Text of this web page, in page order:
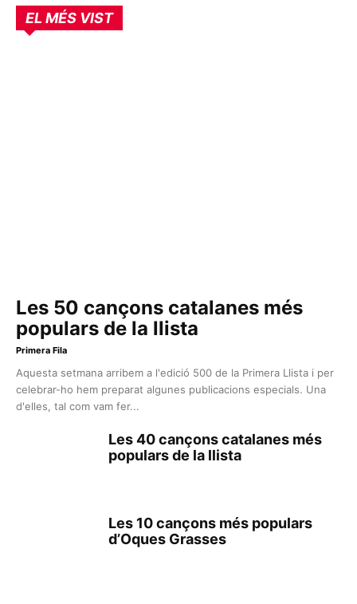
EL MÉS VIST
Les 50 cançons catalanes més
populars de la llista
Primera Fila
Aquesta setmana arribem a l'edició 500 de la Primera Llista i per
celebrar-ho hem preparat algunes publicacions especials. Una
d'elles, tal com vam fer...
Les 40 cançons catalanes més
populars de la llista
Les 10 cançons més populars
d’Oques Grasses